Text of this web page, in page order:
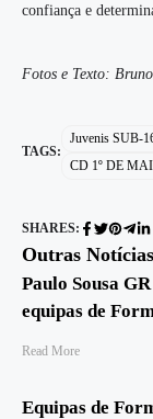
confiança e
Fotos e Texto:
TAGS:
Juvenis SUB-
CD 1º DE
SHARES:
Outras Notícias
Paulo Sousa
equipas de
Read More
Equipas de